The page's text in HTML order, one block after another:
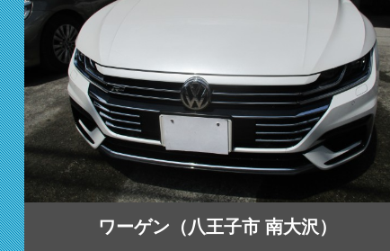
ワーゲン（八王子市 南大沢）